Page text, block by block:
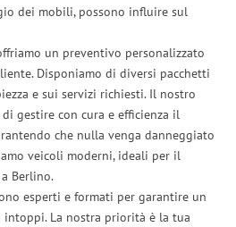
dei mobili, possono influire sul
un preventivo personalizzato
Disponiamo di diversi pacchetti
e sui servizi richiesti. Il nostro
gestire con cura e efficienza il
che nulla venga danneggiato
veicoli moderni, ideali per il
Berlino.
esperti e formati per garantire un
intoppi. La nostra priorità è la tua